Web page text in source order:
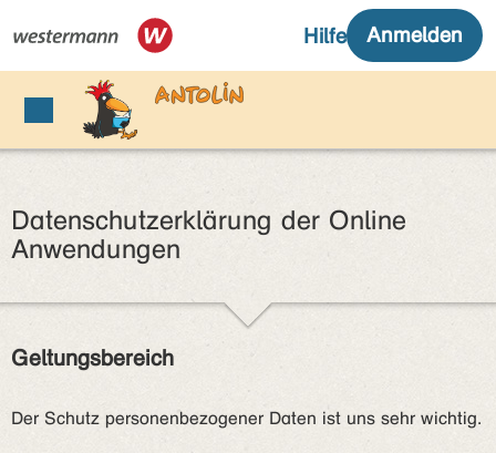
Datenschutzerklärung der Online
Anwendungen
Geltungsbereich
Der Schutz personenbezogener Daten ist uns sehr wichtig.